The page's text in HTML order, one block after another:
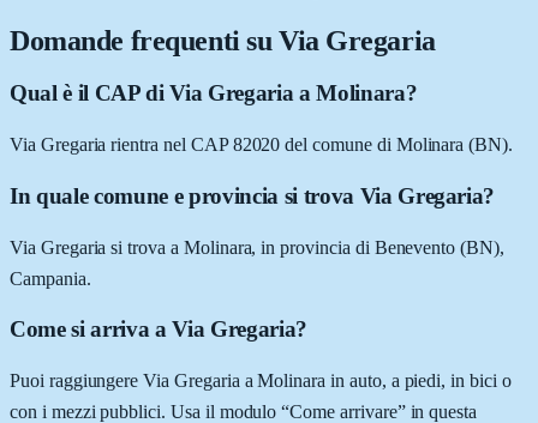
Domande frequenti su Via Gregaria
Qual è il CAP di Via Gregaria a Molinara?
Via Gregaria rientra nel CAP 82020 del comune di Molinara (BN).
In quale comune e provincia si trova Via Gregaria?
Via Gregaria si trova a Molinara, in provincia di Benevento (BN),
Campania.
Come si arriva a Via Gregaria?
Puoi raggiungere Via Gregaria a Molinara in auto, a piedi, in bici o
con i mezzi pubblici. Usa il modulo “Come arrivare” in questa